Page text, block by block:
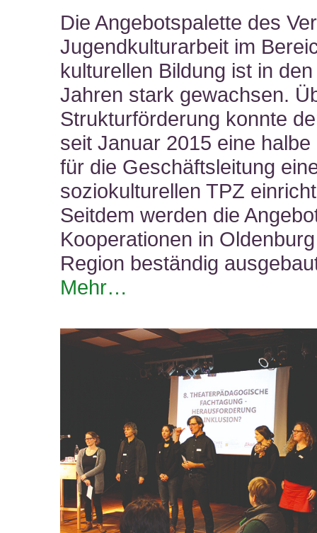
Die Angebotspalette des
Jugendkulturarbeit im
kulturellen Bildung ist in
Jahren stark gewachsen.
Strukturförderung konnte
seit Januar 2015 eine halbe
für die Geschäftsleitung
soziokulturellen TPZ
Seitdem werden die
Kooperationen in
Region beständig
Mehr…